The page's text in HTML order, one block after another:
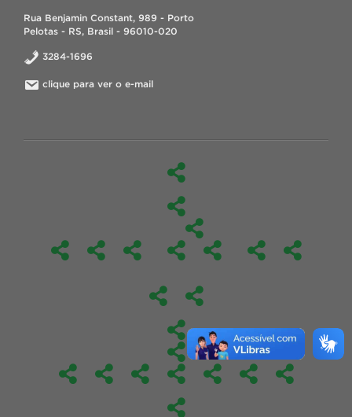
Rua Benjamin Constant, 989 - Porto
Pelotas - RS, Brasil - 96010-020
3284-1696
clique para ver o e-mail